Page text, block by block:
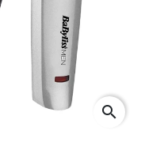
search